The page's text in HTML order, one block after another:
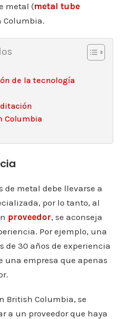
metal (metal tube
Columbia.
de la tecnología
Columbia
de metal debe llevarse a
por lo tanto, al
proveedor, se aconseja
Por ejemplo, una
de 30 años de experiencia
una empresa que apenas
British Columbia, se
a un proveedor que haya